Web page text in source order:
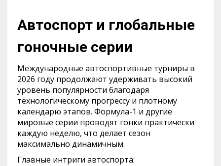
Автоспорт и глобальные
гоночные серии
Международные автоспортивные турниры в
2026 году продолжают удерживать высокий
уровень популярности благодаря
технологическому прогрессу и плотному
календарю этапов. Формула-1 и другие
мировые серии проводят гонки практически
каждую неделю, что делает сезон
максимально динамичным.
Главные интриги автоспорта: